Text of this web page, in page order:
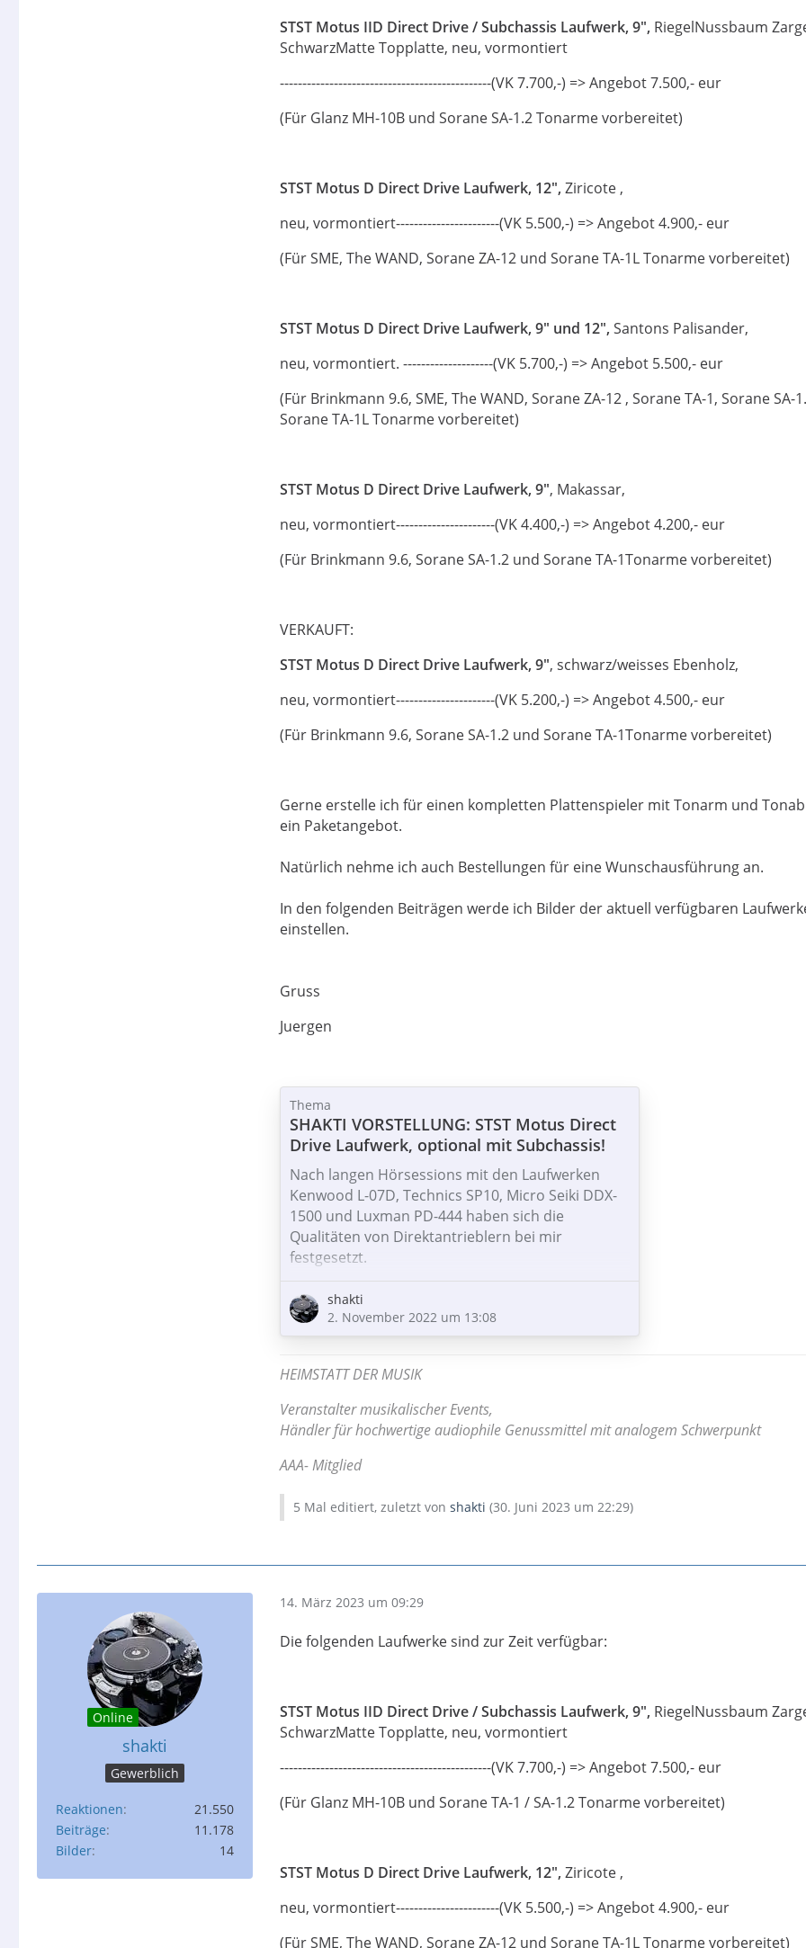
STST Motus IID Direct Drive / Subchassis Laufwerk, 9", RiegelNussbaum
SchwarzMatte Topplatte, neu, vormontiert
-----------------------------------------------(VK 7.700,-) => Angebot 7.500,- eur
(Für Glanz MH-10B und Sorane SA-1.2 Tonarme vorbereitet)
STST Motus D Direct Drive Laufwerk, 12", Ziricote ,
neu, vormontiert-----------------------(VK 5.500,-) => Angebot 4.900,- eur
(Für SME, The WAND, Sorane ZA-12 und Sorane TA-1L Tonarme vorbereitet)
STST Motus D Direct Drive Laufwerk, 9" und 12", Santons Palisander,
neu, vormontiert. --------------------(VK 5.700,-) => Angebot 5.500,- eur
(Für Brinkmann 9.6, SME, The WAND, Sorane ZA-12 , Sorane TA-1, Sorane SA-
Sorane TA-1L Tonarme vorbereitet)
STST Motus D Direct Drive Laufwerk, 9", Makassar,
neu, vormontiert----------------------(VK 4.400,-) => Angebot 4.200,- eur
(Für Brinkmann 9.6, Sorane SA-1.2 und Sorane TA-1Tonarme vorbereitet)
VERKAUFT:
STST Motus D Direct Drive Laufwerk, 9", schwarz/weisses Ebenholz,
neu, vormontiert----------------------(VK 5.200,-) => Angebot 4.500,- eur
(Für Brinkmann 9.6, Sorane SA-1.2 und Sorane TA-1Tonarme vorbereitet)
Gerne erstelle ich für einen kompletten Plattenspieler mit Tonarm und
ein Paketangebot.
Natürlich nehme ich auch Bestellungen für eine Wunschausführung an.
In den folgenden Beiträgen werde ich Bilder der aktuell verfügbaren
einstellen.
Gruss
Juergen
Thema
SHAKTI VORSTELLUNG: STST Motus Direct
Drive Laufwerk, optional mit Subchassis!
Nach langen Hörsessions mit den Laufwerken
Kenwood L-07D, Technics SP10, Micro Seiki DDX-
1500 und Luxman PD-444 haben sich die
Qualitäten von Direktantrieblern bei mir
festgesetzt.
Alle diese Laufwerke zeichnen sich durch eine
vorzügliche Dynamik und Präzision aus, die
gerade bei zB Klaviermusik zum tragen kommt.
Leider kommt man an die genannten Laufwerke in
Top Zustand nicht so einfach ran, als dass es sich
lohnt, diese kommerziell anzubieten,
Insofern habe ich mich auf die Suche nach
shakti
2. November 2022 um 13:08
HEIMSTATT DER MUSIK
Veranstalter musikalischer Events,
Händler für hochwertige audiophile Genussmittel mit analogem Schwerpunkt
AAA- Mitglied
5 Mal editiert, zuletzt von shakti (30. Juni 2023 um 22:29)
Online
shakti
Gewerblich
Reaktionen
21.550
Beiträge
11.178
Bilder
14
14. März 2023 um 09:29
Die folgenden Laufwerke sind zur Zeit verfügbar:
STST Motus IID Direct Drive / Subchassis Laufwerk, 9", RiegelNussbaum
SchwarzMatte Topplatte, neu, vormontiert
-----------------------------------------------(VK 7.700,-) => Angebot 7.500,- eur
(Für Glanz MH-10B und Sorane TA-1 / SA-1.2 Tonarme vorbereitet)
STST Motus D Direct Drive Laufwerk, 12", Ziricote ,
neu, vormontiert-----------------------(VK 5.500,-) => Angebot 4.900,- eur
(Für SME, The WAND, Sorane ZA-12 und Sorane TA-1L Tonarme vorbereitet)